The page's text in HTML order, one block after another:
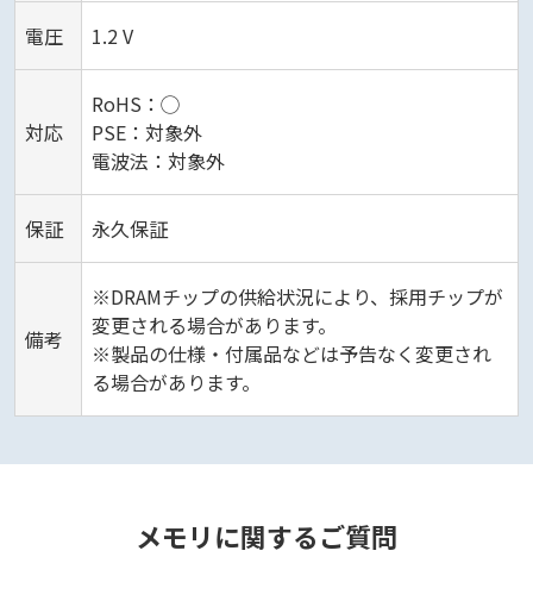
電圧 1.2 V
対応
RoHS：◯
PSE：対象外
電波法：対象外
保証 永久保証
備考
※DRAMチップの供給状況により、採用チップが
変更される場合があります。
※製品の仕様・付属品などは予告なく変更され
る場合があります。
メモリに関するご質問